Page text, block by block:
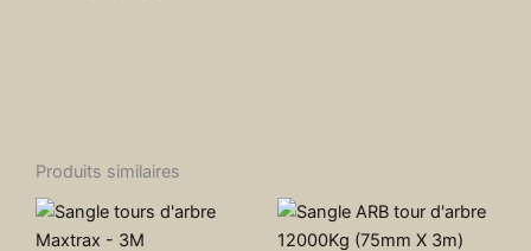
Produits similaires